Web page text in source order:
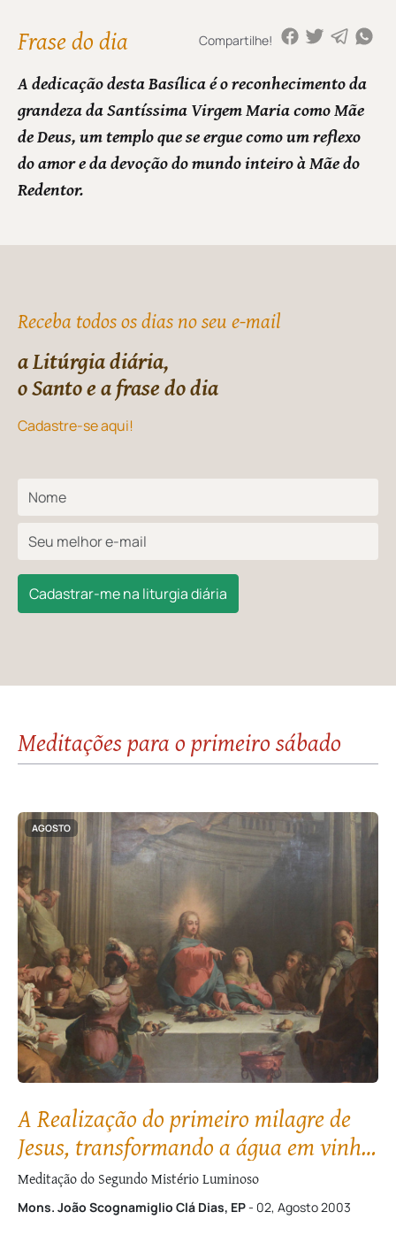
Frase do dia Compartilhe!
A dedicação desta Basílica é o reconhecimento da
grandeza da Santíssima Virgem Maria como Mãe
de Deus, um templo que se ergue como um reflexo
do amor e da devoção do mundo inteiro à Mãe do
Redentor.
Receba todos os dias no seu e-mail
a Litúrgia diária,
o Santo e a frase do dia
Cadastre-se aqui!
Cadastrar-me na liturgia diária
Meditações para o primeiro sábado
AGOSTO
A Realização do primeiro milagre de
Jesus, transformando a água em vinho,
nas Bodas de Caná
Meditação do Segundo Mistério Luminoso
Mons. João Scognamiglio Clá Dias, EP- 02, Agosto 2003